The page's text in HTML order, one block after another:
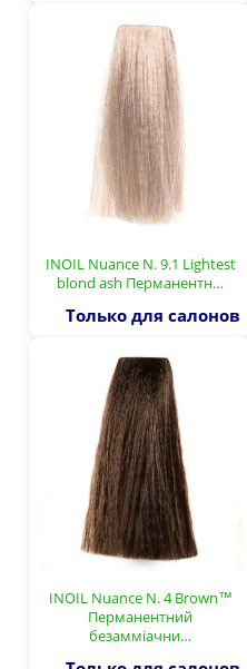
INOIL Nuance N. 9.1 Lightest
blond ash Перманентн…
Только для салонов
INOIL Nuance N. 4 Brown™
Перманентний
безамміачни…